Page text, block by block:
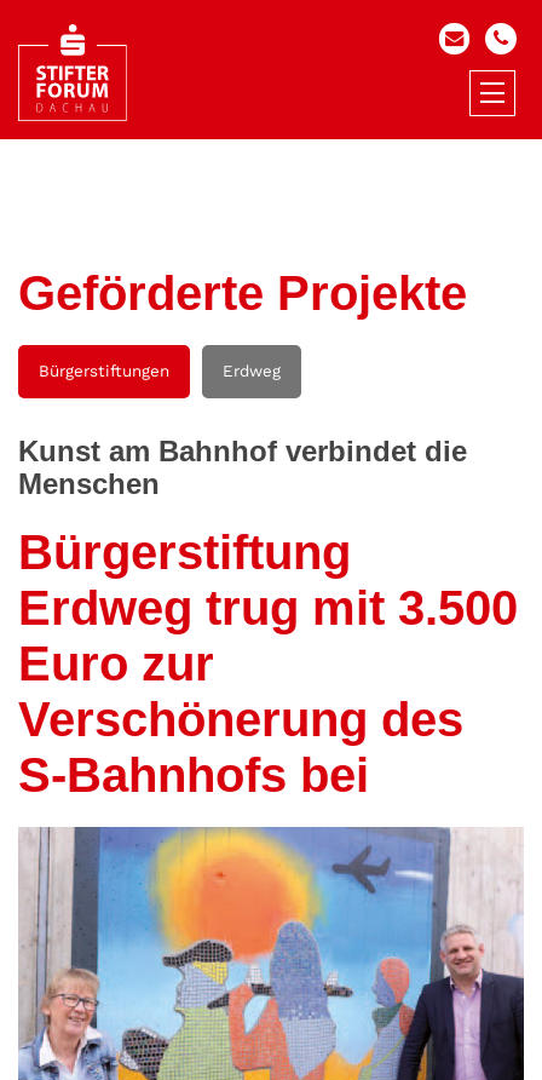
Geförderte Projekte
Bürgerstiftungen Erdweg
Kunst am Bahnhof verbindet die
Menschen
Bürgerstiftung
Erdweg trug mit 3.500
Euro zur
Verschönerung des
S-Bahnhofs bei